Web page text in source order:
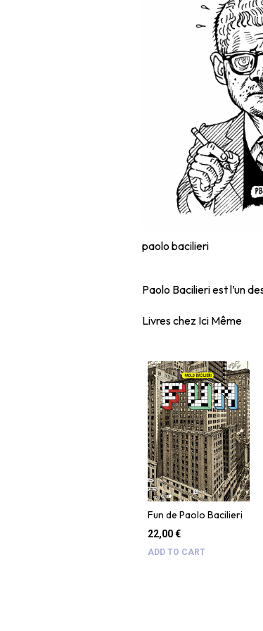
paolo bacilieri
Paolo Bacilieri est l’un
Livres chez Ici Même
Fun de Paolo Bacilieri
22,00€
ADD TO CART